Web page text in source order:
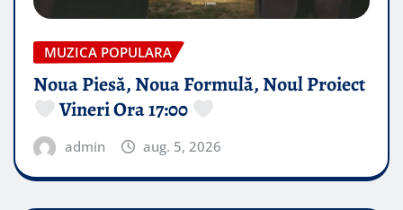
MUZICA POPULARA
Noua Piesă, Noua Formulă, Noul Proiect
Vineri Ora 17:00
admin aug. 5, 2026